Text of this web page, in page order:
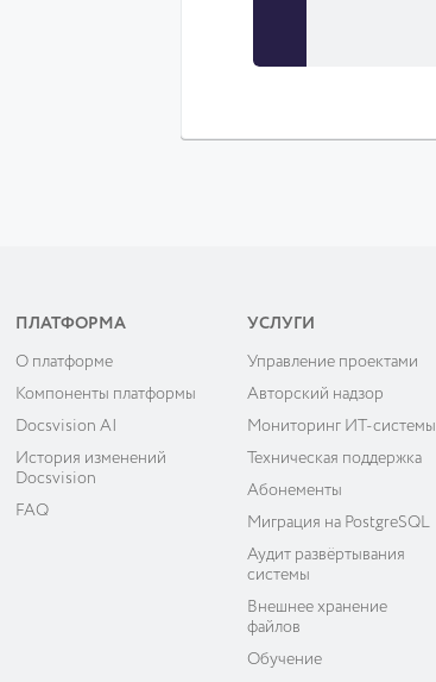
ПЛАТФОРМА
О платформе
Компоненты платформы
Docsvision AI
История изменений
Docsvision
FAQ
УСЛУГИ
Управление проектами
Авторский надзор
Мониторинг ИТ-системы
Техническая поддержка
Абонементы
Миграция на PostgreSQL
Аудит развёртывания
системы
Внешнее хранение
файлов
Обучение